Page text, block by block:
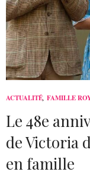
ACTUALITÉ, FAMILLE
Le 48e
de Victoria
en famille